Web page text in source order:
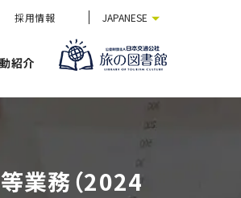
採用情報 JAPANESE
紹介
業務（2024